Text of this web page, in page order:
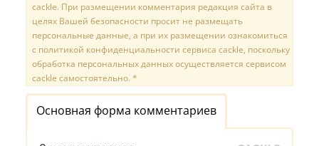
cackle. При размещении комментария редакция сайта в
целях Вашей безопасности просит не размещать
персональные данные, а при их размещении ознакомиться
с политикой конфиденциальности сервиса cackle, поскольку
обработка персональных данных осуществляется сервисом
cackle самостоятельно. *
Основная форма комментариев